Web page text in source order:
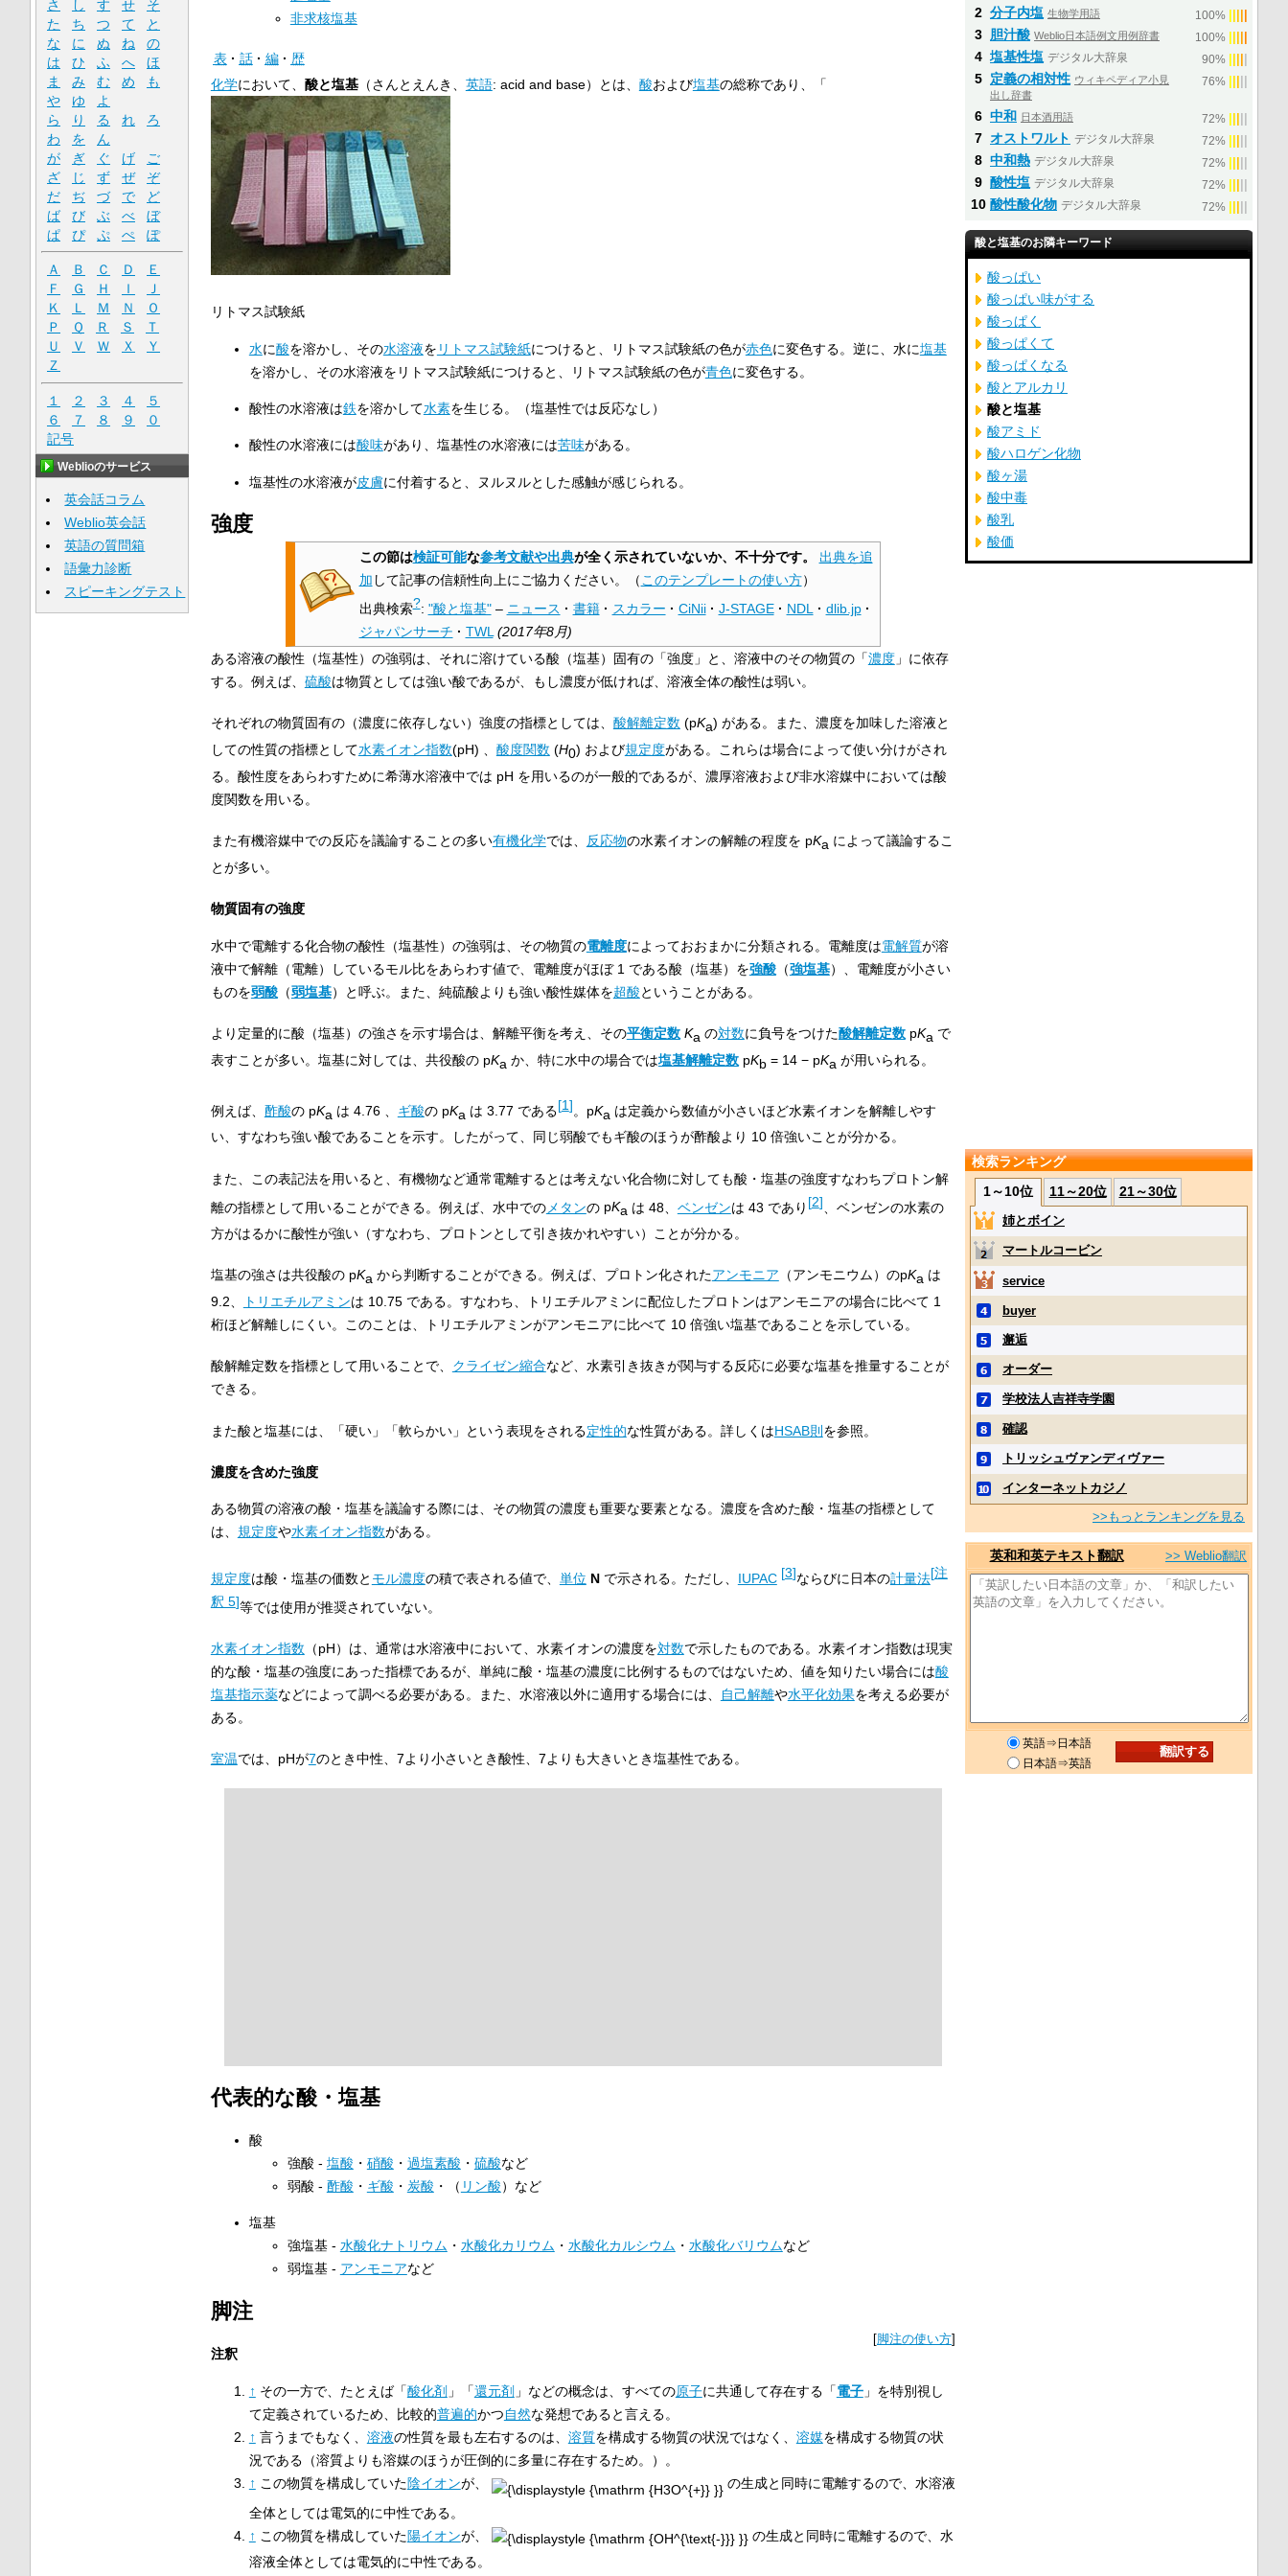
非求核塩基
表 話 編
歴
化学において、 酸と塩基（さんとえんき、 英語: acid and base）とは、 酸および塩基の総称であり、「
リトマス試験紙
水に酸を溶かし、その水溶液を リトマス試験紙につけると、リトマス試験紙の色が赤色に変色する。逆に、水に塩基
を溶かし、その水溶液をリトマス試験紙につけると、リトマス試験紙の色が青色に変色する。
酸性の水溶液は鉄を溶かして水素を生じる。（塩基性では反応なし）
酸性の水溶液には酸味があり、塩基性の水溶液には苦味がある。
塩基性の水溶液が皮膚に付着すると、ヌルヌルとした感触が感じられる。
強度
この節は検証可能な参考文献や出典が全く示されていないか、不十分です。
出典を追
加 して記事の信頼性向上にご協力ください。 （このテンプレートの使い方）
出典検索?: "酸と塩基" – ニュース · 書籍 · スカラー · CiNii · J-STAGE · NDL · dlib.jp ·
ジャパンサーチ · TWL (2017年8月)
ある溶液の酸性（塩基性）の強弱は、それに溶けている酸（塩基）固有の「強度」と、溶液中のその物質の「濃度」に依存
する。例えば、 硫酸は物質としては強い酸であるが、もし濃度が低ければ、溶液全体の酸性は弱い。
それぞれの物質固有の（濃度に依存しない）強度の指標としては、 酸解離定数 (pKa) がある。また、濃度を加味した溶液と
しての性質の指標として水素イオン指数(pH) 、 酸度関数 (H0) および規定度がある。これらは場合によって使い分けがされ
る。酸性度をあらわすために希薄水溶液中では pH を用いるのが一般的であるが、濃厚溶液および非水溶媒中においては酸
度関数を用いる。
また有機溶媒中での反応を議論することの多い有機化学では、 反応物の水素イオンの解離の程度を pKa によって議論するこ
とが多い。
物質固有の強度
水中で電離する化合物の酸性（塩基性）の強弱は、その物質の電離度によっておおまかに分類される。電離度は電解質が溶
液中で解離（電離）しているモル比をあらわす値で、電離度がほぼ 1 である酸（塩基）を強酸（強塩基）、電離度が小さい
ものを弱酸（弱塩基）と呼ぶ。また、純硫酸よりも強い酸性媒体を超酸ということがある。
より定量的に酸（塩基）の強さを示す場合は、解離平衡を考え、その平衡定数 Ka の対数に負号をつけた酸解離定数 pKa で
表すことが多い。塩基に対しては、共役酸の pKa か、特に水中の場合では塩基解離定数pKb = 14 − pKa が用いられる。
例えば、 酢酸の pKa は 4.76 、 ギ酸の pKa は 3.77 である[1]。 pKa は定義から数値が小さいほど水素イオンを解離しやす
い、すなわち強い酸であることを示す。したがって、同じ弱酸でもギ酸のほうが酢酸より 10 倍強いことが分かる。
また、この表記法を用いると、有機物など通常電離するとは考えない化合物に対しても酸・塩基の強度すなわちプロトン解
離の指標として用いることができる。例えば、水中でのメタンの pKa は 48、 ベンゼンは 43 であり [2] 、ベンゼンの水素の
方がはるかに酸性が強い（すなわち、プロトンとして引き抜かれやすい）ことが分かる。
塩基の強さは共役酸の pKa から判断することができる。例えば、プロトン化されたアンモニア （アンモニウム）のpKa は
9.2、
トリエチルアミンは 10.75 である。すなわち、トリエチルアミンに配位したプロトンはアンモニアの場合に比べて 1
桁ほど解離しにくい。このことは、トリエチルアミンがアンモニアに比べて 10 倍強い塩基であることを示している。
酸解離定数を指標として用いることで、 クライゼン縮合など、水素引き抜きが関与する反応に必要な塩基を推量することが
できる。
また酸と塩基には、「硬い」「軟らかい」という表現をされる定性的な性質がある。詳しくはHSAB則を参照。
濃度を含めた強度
ある物質の溶液の酸・塩基を議論する際には、その物質の濃度も重要な要素となる。濃度を含めた酸・塩基の指標として
は、 規定度や水素イオン指数がある。
規定度は酸・塩基の価数と モル濃度の積で表される値で、 単位 Nで示される。ただし、 IUPAC [3]ならびに日本の計量法[注
釈 5]等では使用が推奨されていない。
水素イオン指数 （pH）は、通常は水溶液中において、水素イオンの濃度を対数で示したものである。水素イオン指数は現実
的な酸・塩基の強度にあった指標であるが、単純に酸・塩基の濃度に比例するものではないため、値を知りたい場合には酸
塩基指示薬などによって調べる必要がある。また、水溶液以外に適用する場合には、 自己解離や水平化効果を考える必要が
ある。
室温では、pHが7のとき中性、7より小さいとき酸性、7よりも大きいとき塩基性である。
代表的な酸・塩基
酸
強酸 - 塩酸 ・ 硝酸 ・ 過塩素酸 ・ 硫酸など
弱酸 - 酢酸 ・ ギ酸 ・ 炭酸 ・（ リン酸）など
塩基
強塩基 - 水酸化ナトリウム ・ 水酸化カリウム ・ 水酸化カルシウム ・ 水酸化バリウムなど
弱塩基 - アンモニアなど
脚注
[脚注の使い方]
注釈
↑ その一方で、たとえば「酸化剤」「還元剤」などの概念は、すべての原子に共通して存在する「電子」を特別視し
て定義されているため、比較的普遍的かつ自然な発想であると言える。
↑ 言うまでもなく、 溶液の性質を最も左右するのは、 溶質を構成する物質の状況ではなく、 溶媒を構成する物質の状
況である（溶質よりも溶媒のほうが圧倒的に多量に存在するため。）。
↑ この物質を構成していた陰イオンが、
の生成と同時に電離するので、水溶液
全体としては電気的に中性である。
↑ この物質を構成していた陽イオンが、
の生成と同時に電離するので、水
溶液全体としては電気的に中性である。
さ し す せ
そ
た
ち つ て
と
な
に ぬ ね
の
は
ひ ふ へ
ほ
ま
み む め
も
や
ゆ
よ
ら
り る れ
ろ
わ
を
ん
が
ぎ ぐ げ
ご
ざ
じ ず ぜ
ぞ
だ
ぢ づ で
ど
ば
び ぶ べ
ぼ
ぱ
ぴ ぷ ぺ ぽ
Ａ Ｂ Ｃ Ｄ
Ｅ
Ｆ
Ｇ Ｈ Ｉ
Ｊ
Ｋ
Ｌ Ｍ Ｎ
Ｏ
Ｐ
Ｑ Ｒ Ｓ
Ｔ
Ｕ
Ｖ Ｗ Ｘ
Ｙ
Ｚ
１ ２ ３ ４
５
６
７ ８ ９
０
記号
Weblioのサービス
英会話コラム
Weblio英会話
英語の質問箱
語彙力診断
スピーキングテスト
2 分子内塩 生物学用語 100%
3 胆汁酸 Weblio日本語例文用例辞書 100%
4 塩基性塩 デジタル大辞泉 90%
5 定義の相対性 ウィキペディア小見
出し辞書
76%
6 中和 日本酒用語 72%
7 オストワルト デジタル大辞泉 72%
8 中和熱 デジタル大辞泉 72%
9 酸性塩 デジタル大辞泉 72%
10 酸性酸化物 デジタル大辞泉 72%
酸と塩基のお隣キーワード
酸っぱい
酸っぱい味がする
酸っぱく
酸っぱくて
酸っぱくなる
酸とアルカリ
酸と塩基
酸アミド
酸ハロゲン化物
酸ヶ湯
酸中毒
酸乳
酸価
検索ランキング
1～10位
11～20位 21～30位
姉とボイン
マートルコービン
service
buyer
邂逅
オーダー
学校法人吉祥寺学園
確認
トリッシュヴァンディヴァー
インターネットカジノ
>>もっとランキングを見る
英和和英テキスト翻訳 >> Weblio翻訳
英語⇒日本語
日本語⇒英語